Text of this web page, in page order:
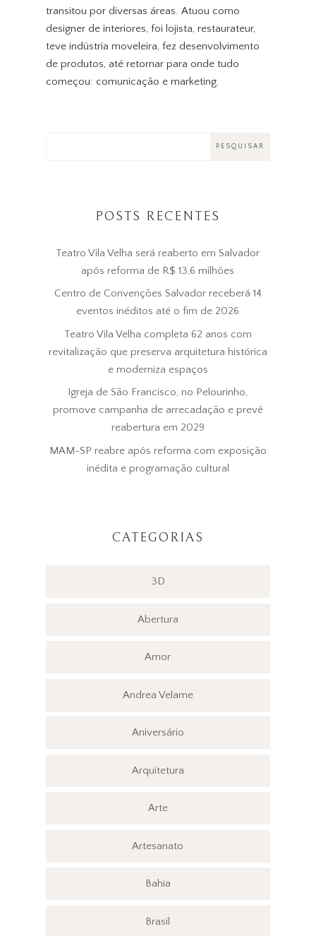
transitou por diversas áreas. Atuou como
designer de interiores, foi lojista, restaurateur,
teve indústria moveleira, fez desenvolvimento
de produtos, até retornar para onde tudo
começou: comunicação e marketing.
POSTS RECENTES
Teatro Vila Velha será reaberto em Salvador
após reforma de R$ 13,6 milhões
Centro de Convenções Salvador receberá 14
eventos inéditos até o fim de 2026
Teatro Vila Velha completa 62 anos com
revitalização que preserva arquitetura histórica
e moderniza espaços
Igreja de São Francisco, no Pelourinho,
promove campanha de arrecadação e prevê
reabertura em 2029
MAM-SP reabre após reforma com exposição
inédita e programação cultural
CATEGORIAS
3D
Abertura
Amor
Andrea Velame
Aniversário
Arquitetura
Arte
Artesanato
Bahia
Brasil